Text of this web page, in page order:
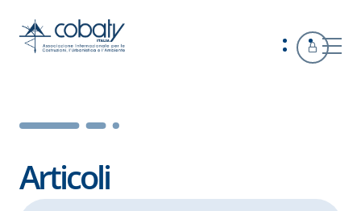
Articoli